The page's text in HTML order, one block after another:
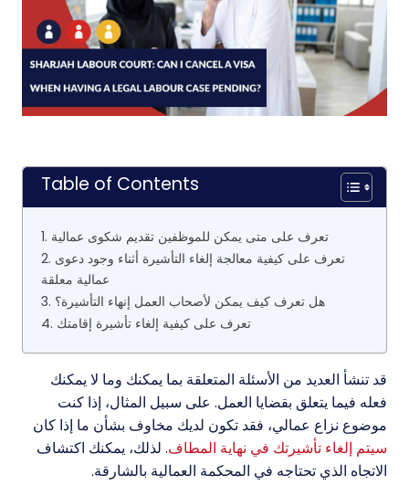
Table of Contents
1. تعرف على متى يمكن للموظفين تقديم شكوى عمالية
2. تعرف على كيفية معالجة إلغاء التأشيرة أثناء وجود دعوى
عمالية معلقة
3. هل تعرف كيف يمكن لأصحاب العمل إنهاء التأشيرة؟
4. تعرف على كيفية إلغاء تأشيرة إقامتك
قد تنشأ العديد من الأسئلة المتعلقة بما يمكنك وما لا يمكنك
فعله فيما يتعلق بقضايا العمل. على سبيل المثال، إذا كنت
موضوع نزاع عمالي، فقد تكون لديك مخاوف بشأن ما إذا كان
سيتم إلغاء تأشيرتك في نهاية المطاف. لذلك، يمكنك اكتشاف
الاتجاه الذي تحتاجه في المحكمة العمالية بالشارقة.